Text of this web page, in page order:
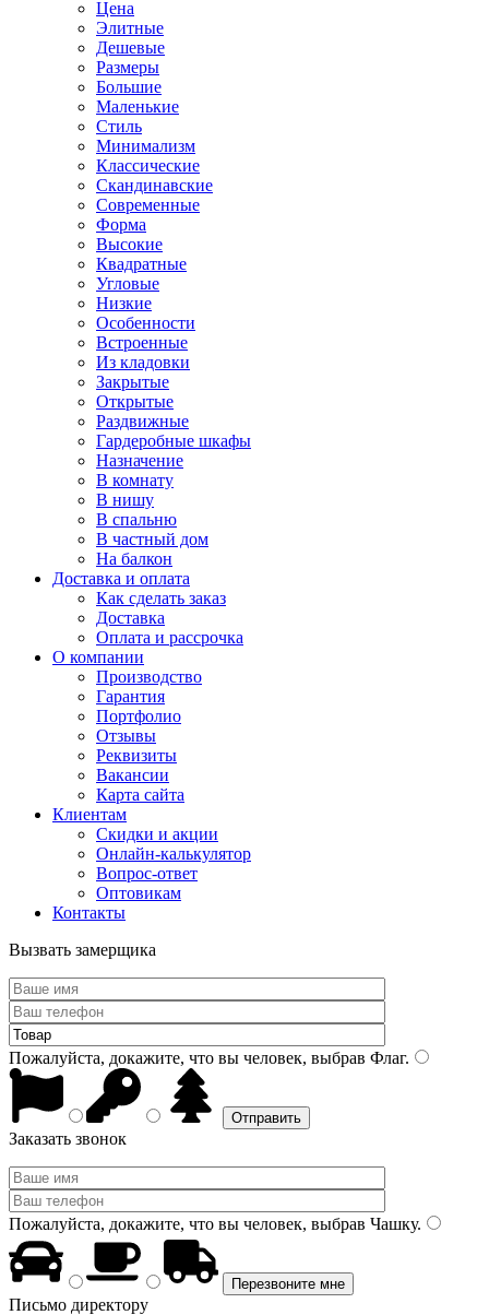
Цена
Элитные
Дешевые
Размеры
Большие
Маленькие
Стиль
Минимализм
Классические
Скандинавские
Современные
Форма
Высокие
Квадратные
Угловые
Низкие
Особенности
Встроенные
Из кладовки
Закрытые
Открытые
Раздвижные
Гардеробные шкафы
Назначение
В комнату
В нишу
В спальню
В частный дом
На балкон
Доставка и оплата
Как сделать заказ
Доставка
Оплата и рассрочка
О компании
Производство
Гарантия
Портфолио
Отзывы
Реквизиты
Вакансии
Карта сайта
Клиентам
Скидки и акции
Онлайн-калькулятор
Вопрос-ответ
Оптовикам
Контакты
Вызвать замерщика
Пожалуйста, докажите, что вы человек, выбрав Флаг.
Заказать звонок
Пожалуйста, докажите, что вы человек, выбрав Чашку.
Письмо директору